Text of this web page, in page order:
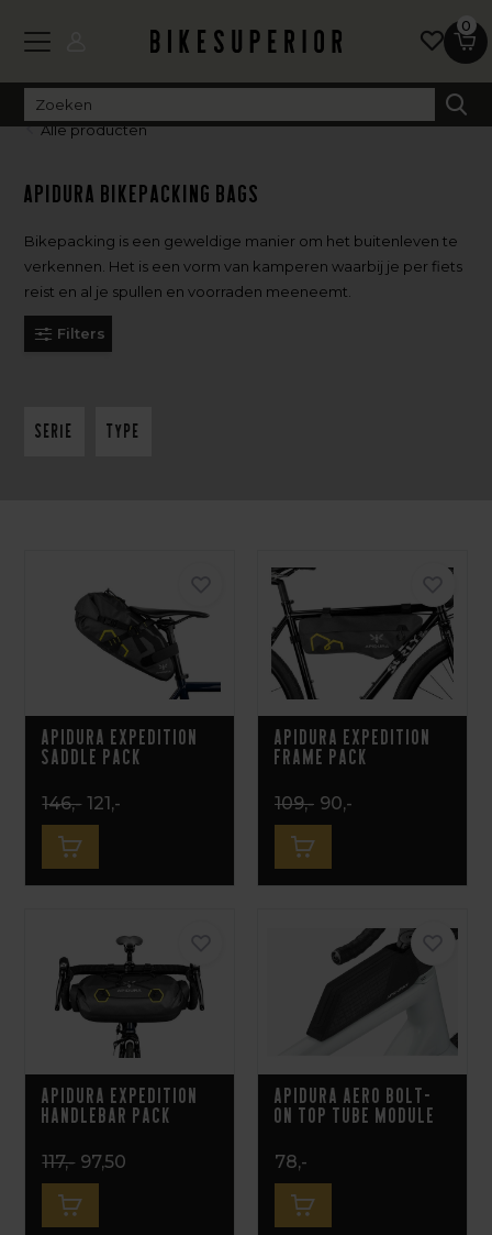
0
Alle producten
Apidura Bikepacking Bags
Bikepacking is een geweldige manier om het buitenleven te
verkennen. Het is een vorm van kamperen waarbij je per fiets
reist en al je spullen en voorraden meeneemt.
Filters
Serie Type
Apidura Expedition
Saddle Pack
146,- 121,-
Apidura Expedition
Frame Pack
109,- 90,-
Apidura Expedition
Handlebar Pack
117,- 97,50
Apidura Aero Bolt-
on Top Tube Module
78,-